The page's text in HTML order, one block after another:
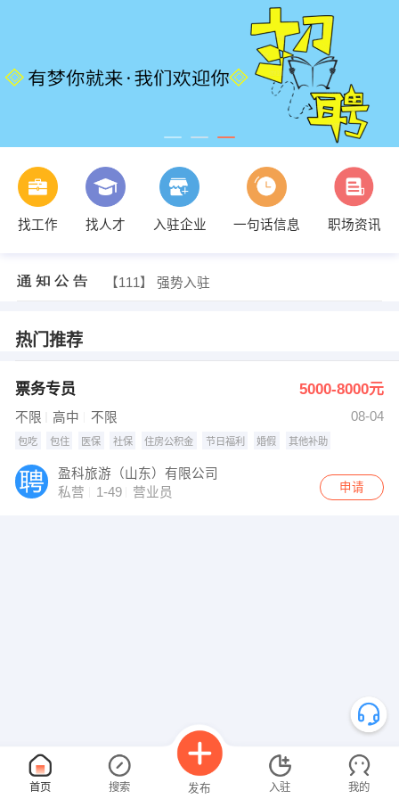
找工作 找人才 入驻企业 一句话信息 职场资讯
田琴 发布 [票务专员 ] 招聘信息
【创帆装饰】 强势入驻
【111】 强势入驻
热门推荐
票务专员 5000-8000元
不限 高中 不限 08-04
包吃 包住 医保 社保 住房公积金 节日福利 婚假 其他补助
盈科旅游（山东）有限公司
私营
1-49 营业员 申请
首页 搜索 发布 入驻 我的